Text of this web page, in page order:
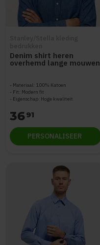
Denim shirt heren
overhemd lange mouwen
Materiaal: 100% Katoen
Fit: Modern fit
Eigenschap: Hoge kwaliteit
3691
PERSONALISEER